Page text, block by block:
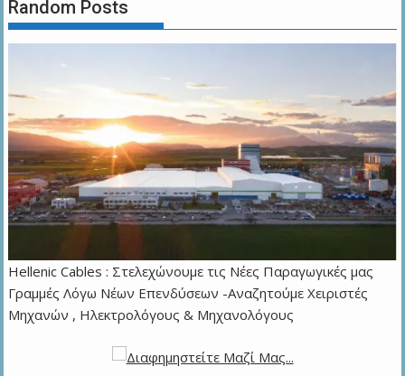
Random Posts
Hellenic Cables : Στελεχώνουμε τις Νέες Παραγωγικές μας
Γραμμές Λόγω Νέων Επενδύσεων -Αναζητούμε Χειριστές
Μηχανών , Ηλεκτρολόγους & Μηχανολόγους